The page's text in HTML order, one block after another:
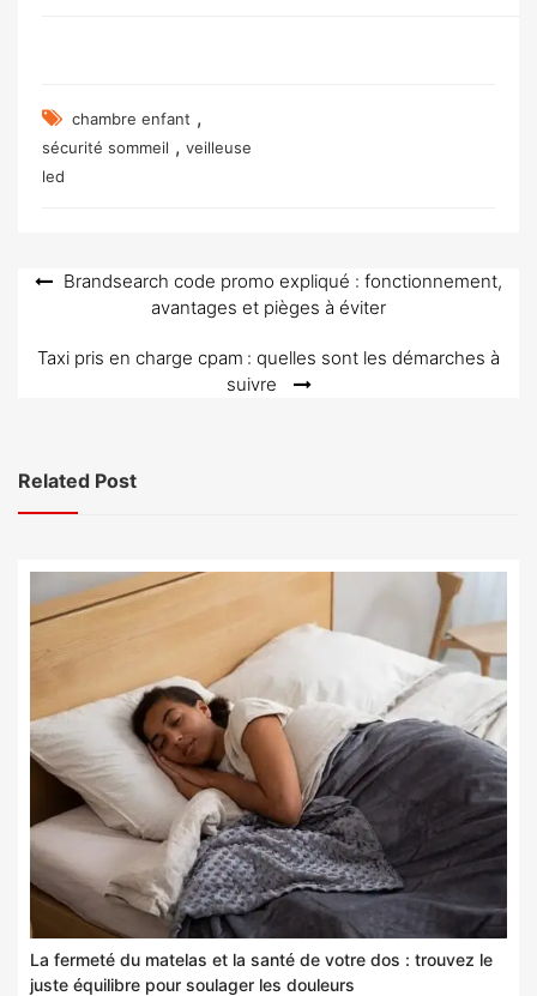
chambre enfant ,
sécurité sommeil , veilleuse
led
Navigation
l’article
Brandsearch code promo expliqué : fonctionnement,
avantages et pièges à éviter
Taxi pris en charge cpam : quelles sont les démarches à
suivre
Related Post
La fermeté du matelas et la santé de votre dos : trouvez le
juste équilibre pour soulager les douleurs